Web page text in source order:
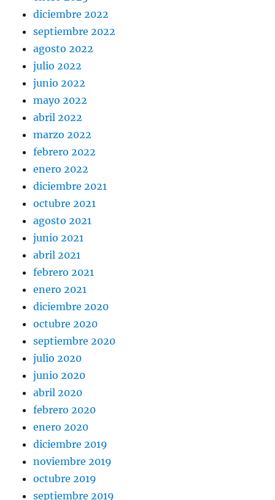
diciembre 2022
septiembre 2022
agosto 2022
julio 2022
junio 2022
mayo 2022
abril 2022
marzo 2022
febrero 2022
enero 2022
diciembre 2021
octubre 2021
agosto 2021
junio 2021
abril 2021
febrero 2021
enero 2021
diciembre 2020
octubre 2020
septiembre 2020
julio 2020
junio 2020
abril 2020
febrero 2020
enero 2020
diciembre 2019
noviembre 2019
octubre 2019
septiembre 2019